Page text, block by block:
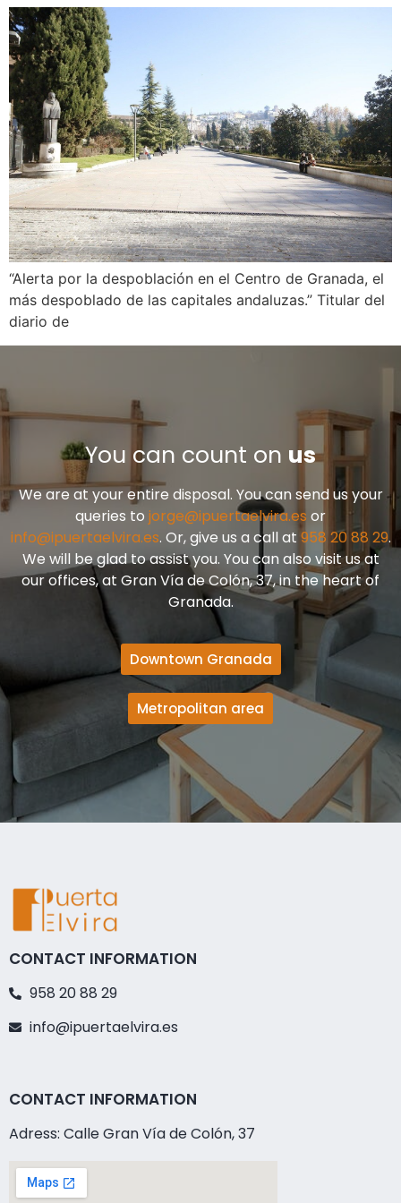
“Alerta por la despoblación en el Centro de Granada, el
más despoblado de las capitales andaluzas.” Titular del
diario de
You can count on us
We are at your entire disposal. You can send us your
queries to jorge@ipuertaelvira.es or
info@ipuertaelvira.es. Or, give us a call at 958 20 88 29.
We will be glad to assist you. You can also visit us at
our offices, at Gran Vía de Colón, 37, in the heart of
Granada.
Downtown Granada
Metropolitan area
CONTACT INFORMATION
958 20 88 29
info@ipuertaelvira.es
CONTACT INFORMATION
Adress: Calle Gran Vía de Colón, 37